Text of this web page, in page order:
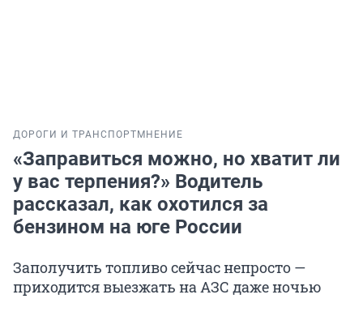
ДОРОГИ И ТРАНСПОРТ МНЕНИЕ
«Заправиться можно, но хватит ли
у вас терпения?» Водитель
рассказал, как охотился за
бензином на юге России
Заполучить топливо сейчас непросто —
приходится выезжать на АЗС даже ночью